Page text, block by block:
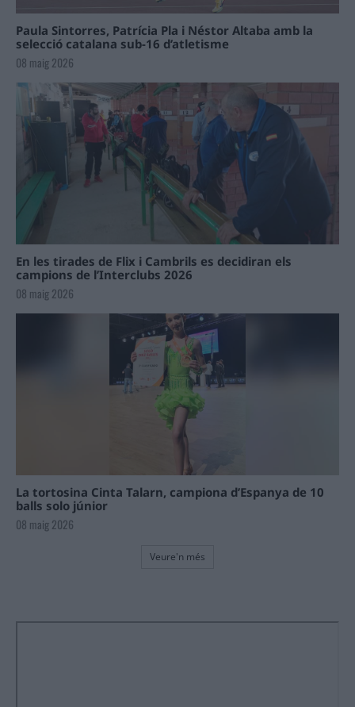
Paula Sintorres, Patrícia Pla i Néstor Altaba amb la
selecció catalana sub-16 d’atletisme
08 maig 2026
En les tirades de Flix i Cambrils es decidiran els
campions de l’Interclubs 2026
08 maig 2026
La tortosina Cinta Talarn, campiona d’Espanya de 10
balls solo júnior
08 maig 2026
Veure'n més